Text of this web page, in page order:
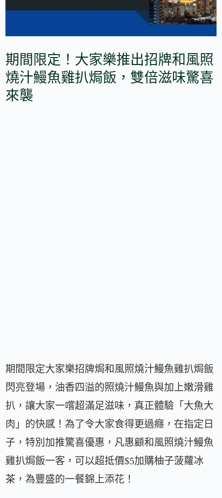
期間限定！大家樂推出招牌和風照
燒汁鰻魚雞扒焗飯，雙倍滋味驚喜
來襲
期間限定大家樂招牌焗和風照燒汁鰻魚雞扒焗飯
閃亮登場，油香四溢的照燒汁鰻魚與加上嫩滑雞
扒，讓大家一嚐超滿足滋味，真正體驗「大魚大
肉」的快感！為了令大家食得更過癮，在指定日
子，特別加推驚喜優惠，凡惠顧和風照燒汁鰻魚
雞扒焗飯一客，可以超抵價$5加購柚子菠蘿冰
茶，為豐盛的一餐錦上添花！